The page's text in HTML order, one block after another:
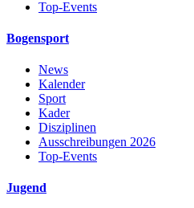
Top-Events
Bogensport
News
Kalender
Sport
Kader
Disziplinen
Ausschreibungen 2026
Top-Events
Jugend